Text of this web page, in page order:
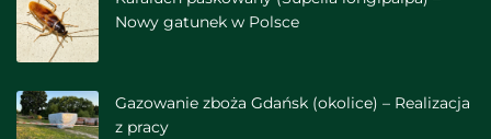
Nowy gatunek w Polsce
Gazowanie zboża Gdańsk (okolice) – Realizacja
z pracy